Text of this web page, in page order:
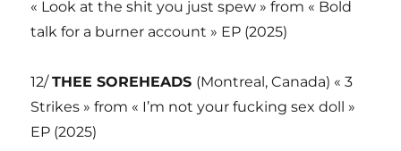
« Look at the shit you just spew » from « Bold
talk for a burner account » EP (2025)
12/THEE SOREHEADS (Montreal, Canada) « 3
Strikes » from « I’m not your fucking sex doll »
EP (2025)